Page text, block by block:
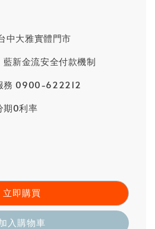
中大雅實體門市
藍新金流安全付款機制
務 0900-622212
期0利率
立即購買
入購物車